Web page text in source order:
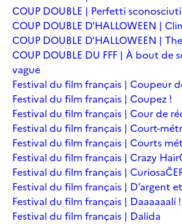
COUP DOUBLE | Perfetti sconosciuti
COUP DOUBLE D'HALLOWEEN |
COUP DOUBLE D'HALLOWEEN |
COUP DOUBLE DU FFF | À bout de
vague
Festival du film français | Coupeur
Festival du film français | Coupez !
Festival du film français | Cour de
Festival du film français | Court-
Festival du film français | Courts
Festival du film français | Crazy Hair
Festival du film français | Curiosa
Festival du film français | D’argent
Festival du film français | Daaaaaalí !
Festival du film français | Dalida